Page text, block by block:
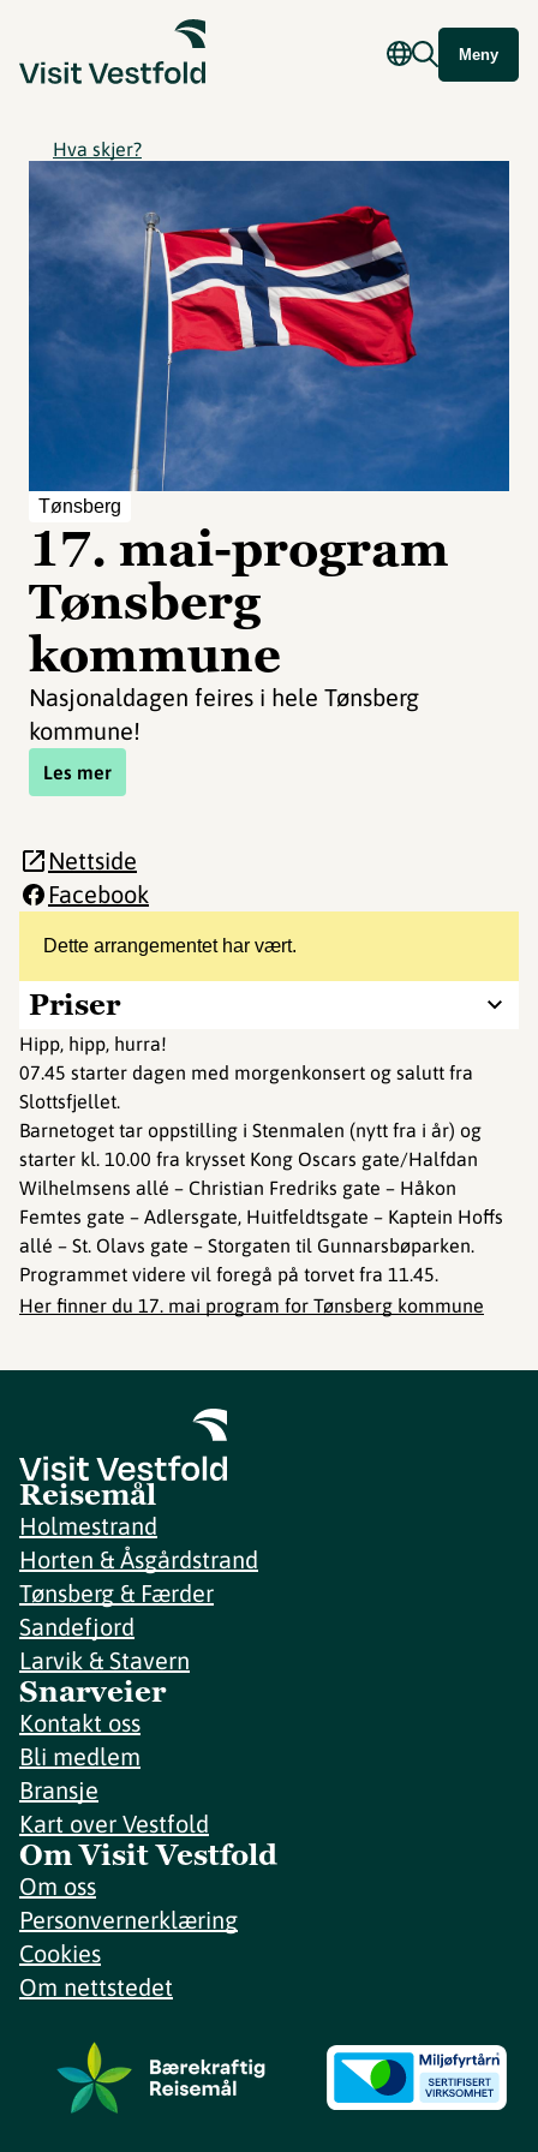
Meny
Hva skjer?
Tønsberg
17. mai-program
Tønsberg
kommune
Nasjonaldagen feires i hele Tønsberg
kommune!
Les mer
Dette arrangementet har vært.
Priser
Hipp, hipp, hurra!
07.45 starter dagen med morgenkonsert og salutt fra
Slottsfjellet.
Barnetoget tar oppstilling i Stenmalen (nytt fra i år) og
starter kl. 10.00 fra krysset Kong Oscars gate/Halfdan
Wilhelmsens allé – Christian Fredriks gate – Håkon
Femtes gate – Adlersgate, Huitfeldtsgate – Kaptein Hoffs
allé – St. Olavs gate – Storgaten til Gunnarsbøparken.
Programmet videre vil foregå på torvet fra 11.45.
Her finner du 17. mai program for Tønsberg kommune
Nettside
Facebook
Reisemål
Holmestrand
Horten & Åsgårdstrand
Tønsberg & Færder
Sandefjord
Larvik & Stavern
Snarveier
Kontakt oss
Bli medlem
Bransje
Kart over Vestfold
Om Visit Vestfold
Om oss
Personvernerklæring
Cookies
Om nettstedet